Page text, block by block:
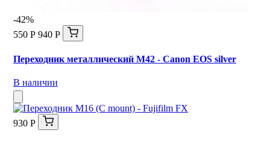
-42%
550 Р 940 Р
Переходник металлический M42 - Canon EOS silver
В наличии
930 Р